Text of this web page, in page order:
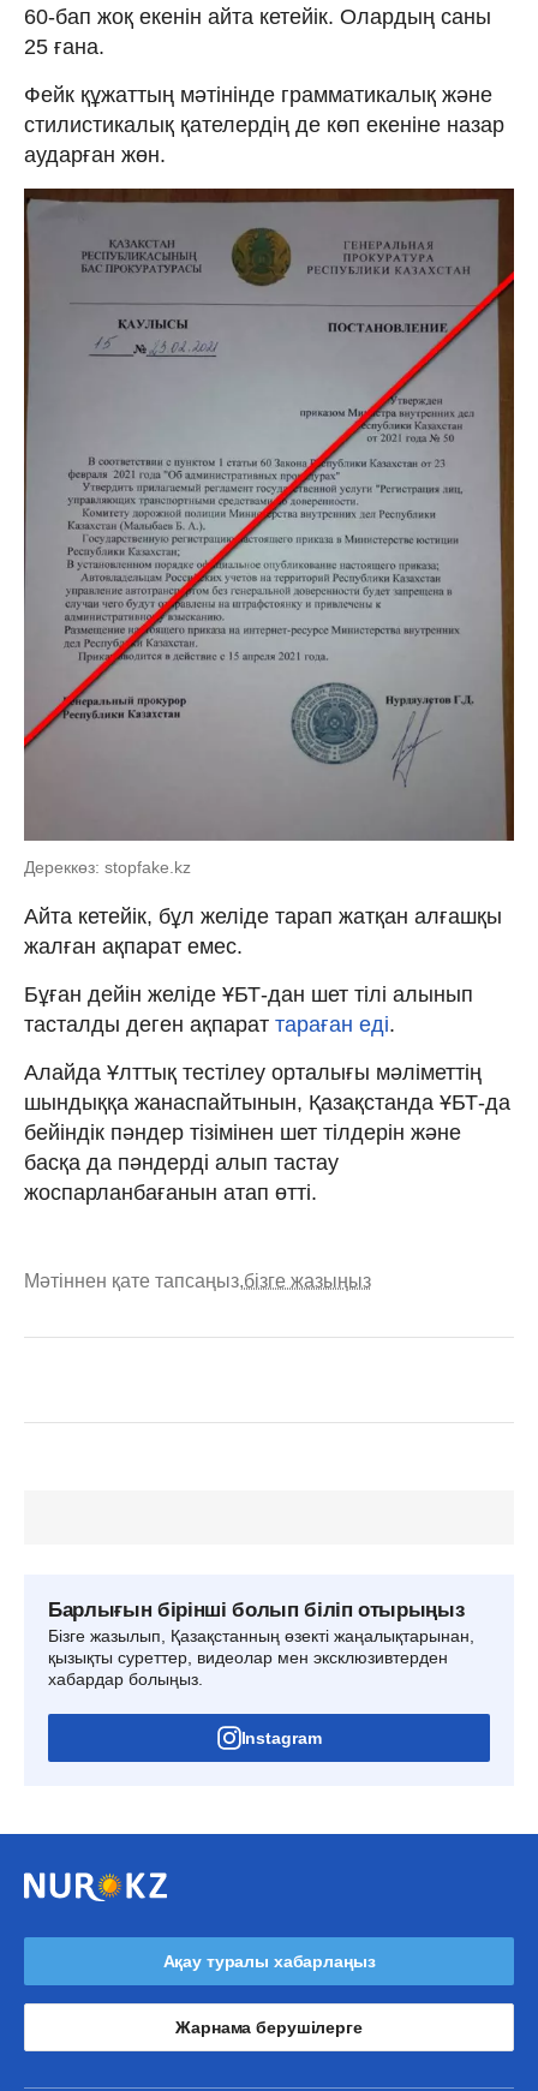
60-бап жоқ екенін айта кетейік. Олардың саны
25 ғана.
Фейк құжаттың мәтінінде грамматикалық және
стилистикалық қателердің де көп екеніне назар
аударған жөн.
Дереккөз: stopfake.kz
Айта кетейік, бұл желіде тарап жатқан алғашқы
жалған ақпарат емес.
Бұған дейін желіде ҰБТ-дан шет тілі алынып
тасталды деген ақпарат тараған еді.
Алайда Ұлттық тестілеу орталығы мәліметтің
шындыққа жанаспайтынын, Қазақстанда ҰБТ-да
бейіндік пәндер тізімінен шет тілдерін және
басқа да пәндерді алып тастау
жоспарланбағанын атап өтті.
Мәтіннен қате тапсаңыз,бізге жазыңыз
Барлығын бірінші болып біліп отырыңыз
Бізге жазылып, Қазақстанның өзекті жаңалықтарынан,
қызықты суреттер, видеолар мен эксклюзивтерден
хабардар болыңыз.
Instagram
Ақау туралы хабарлаңыз
Жарнама берушілерге